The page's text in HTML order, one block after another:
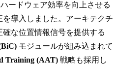
ードウェア効率を向上させる
導入しました。アーキテクチ
な位置情報信号を提供する
モジュールが組み込まれて
Training (AAT) 戦略も採用し